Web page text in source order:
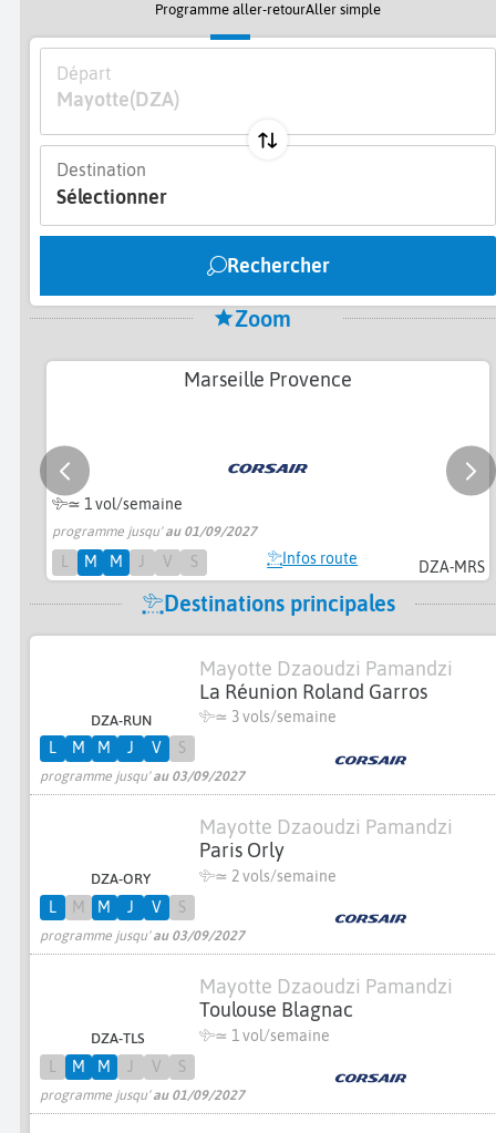
Programme aller-retourAller simple
Départ
Mayotte(DZA)
Destination
Sélectionner
Rechercher
Zoom
DZA-MRS
Marseille Provence
≃ 1 vol/semaine
programme jusqu'au 01/09/2027
L M M J V S Infos route
Destinations principales
DZA-RUN
Mayotte Dzaoudzi Pamandzi
La Réunion Roland Garros
≃ 3 vols/semaine
programme jusqu'au 03/09/2027
L M M J V S
DZA-ORY
Mayotte Dzaoudzi Pamandzi
Paris Orly
≃ 2 vols/semaine
programme jusqu'au 03/09/2027
L M M J V S
DZA-TLS
Mayotte Dzaoudzi Pamandzi
Toulouse Blagnac
≃ 1 vol/semaine
programme jusqu'au 01/09/2027
M M V S